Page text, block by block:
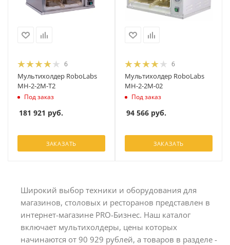
6
Мультихолдер RoboLabs
МН-2-2М-T2
Под заказ
181 921 руб.
ЗАКАЗАТЬ
6
Мультихолдер RoboLabs
МН-2-2М-02
Под заказ
94 566 руб.
ЗАКАЗАТЬ
Широкий выбор техники и оборудования для
магазинов, столовых и ресторанов представлен в
интернет-магазине PRO-Бизнес. Наш каталог
включает мультихолдеры, цены которых
начинаются от 90 929 рублей, а товаров в разделе -